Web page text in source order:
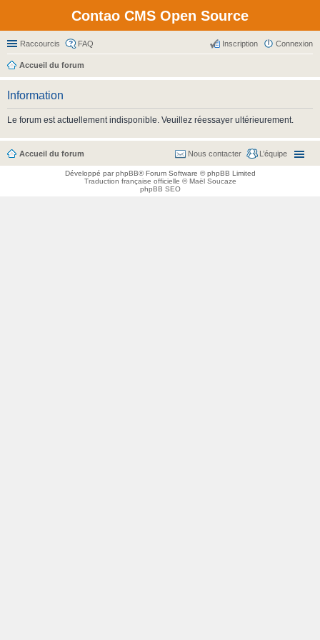
Contao CMS Open Source
Raccourcis FAQ Connexion
Inscription
Accueil du forum
Information
Le forum est actuellement indisponible. Veuillez réessayer ultérieurement.
Accueil du forum L’équipe
Nous contacter
Développé parphpBB® Forum Software © phpBB Limited
Traduction française officielle ©Maël Soucaze
phpBB SEO